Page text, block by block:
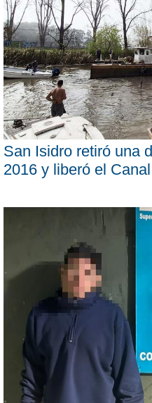
San Isidro retiró una
2016 y liberó el